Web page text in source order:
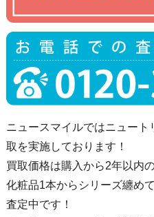
ニュースマイルではニュー
取を実施しております！
買取価格は購入から2年以内
化粧品1本からシリーズ纏め
査定中です！